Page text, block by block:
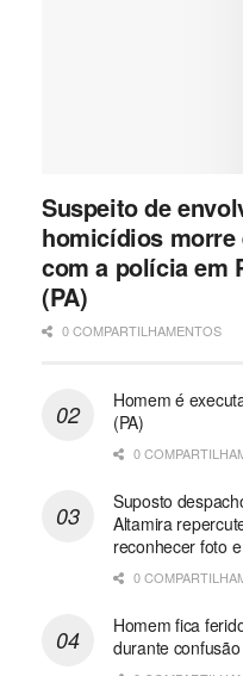
Suspeito de
homicídios
com a polícia em
(PA)
0 COMPARTILHAMENTOS
Homem é
(PA)
0
Suposto
Altamira
reconhecer foto
0
Homem fica
durante